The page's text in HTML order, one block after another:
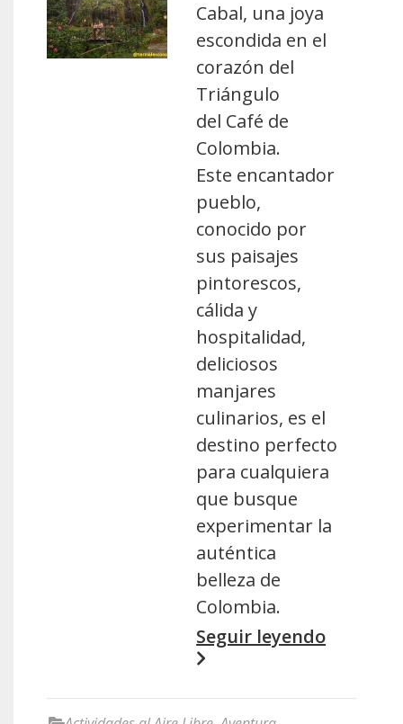
Cabal, una joya
escondida en el
corazón del
Triángulo
del Café de
Colombia.
Este encantador
pueblo,
conocido por
sus paisajes
pintorescos,
cálida y
hospitalidad,
deliciosos
manjares
culinarios, es el
destino perfecto
para cualquiera
que busque
experimentar la
auténtica
belleza de
Colombia.
Seguir leyendo